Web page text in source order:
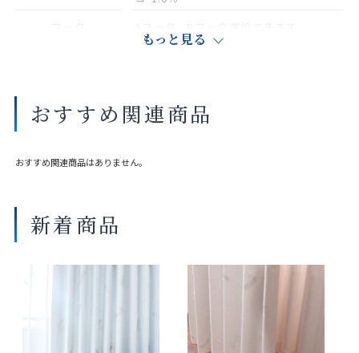
サイズや縫製仕様によって価格が異なります。
実際の色や素材感は店舗にてご覧いただけます。
もっと見る
おすすめ関連商品
おすすめ関連商品はありません。
新着商品